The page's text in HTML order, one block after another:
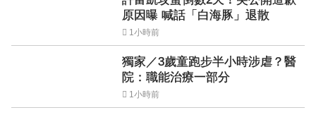
原因曝 喊話「白海豚」退散
1小時前
獨家／3歲童跑步半小時涉虐？醫
院：職能治療一部分
1小時前